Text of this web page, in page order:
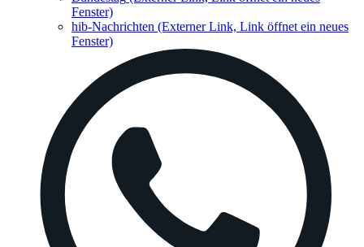
Fenster)
hib-Nachrichten (Externer Link, Link öffnet ein neues
Fenster)